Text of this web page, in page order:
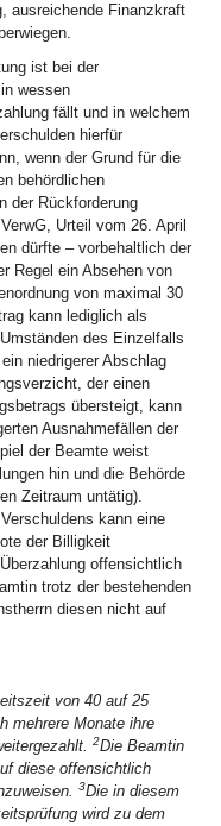
ausreichende Finanzkraft
ist bei der
wessen
fällt und in welchem
hierfür
wenn der Grund für die
behördlichen
der Rückforderung
Urteil vom 26. April
dürfte – vorbehaltlich der
Regel ein Absehen von
von maximal 30
kann lediglich als
des Einzelfalls
niedrigerer Abschlag
der einen
übersteigt, kann
Ausnahmefällen der
der Beamte weist
hin und die Behörde
Zeitraum untätig).
kann eine
der Billigkeit
offensichtlich
trotz der bestehenden
diesen nicht auf
von 40 auf 25
mehrere Monate ihre
2Die Beamtin
diese offensichtlich
3Die in diesem
wird zu dem